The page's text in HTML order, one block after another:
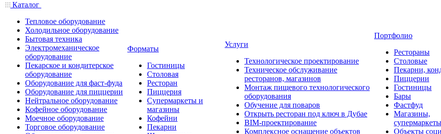
Каталог
Тепловое оборудование
Холодильное оборудование
Бытовая техника
Электромеханическое
оборудование
Пекарское и кондитерское
оборудование
Оборудование для фаст-фуда
Оборудование для пиццерии
Нейтральное оборудование
Кофейное оборудование
Моечное оборудование
Торговое оборудование
Форматы
Гостиницы
Столовая
Ресторан
Пиццерия
Супермаркеты и
магазины
Кофейни
Пекарни
Услуги
Технологическое проектирование
Техническое обслуживание
ресторанов, магазинов
Монтаж пищевого технологического
оборудования
Обучение для поваров
Открыть ресторан под ключ в Дубае
BIM-проектирование
Комплексное оснащение объектов
Портфолио
Рестораны
Столовые
Пекарни,
Пиццерии
Гостиницы
Бары
Фастфуд
Магазины,
супермаркеты
Объекты